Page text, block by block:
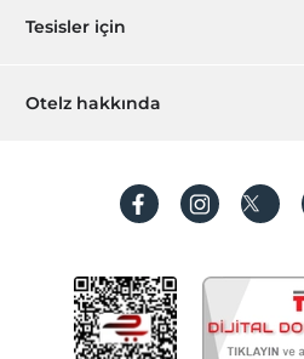
Çocuk Havuzu
Çocuk büfesi
Bebek
Bebek karyolası
Restoranda bebek sandalyesi
Sıkça sorulan sorular
İşlem rehberi
Hediye Kart
Hesap oluştur
Tesisler için
Hemen tesisinizi ekleyin
Otelz hakkında
Koşullar ve şartlar